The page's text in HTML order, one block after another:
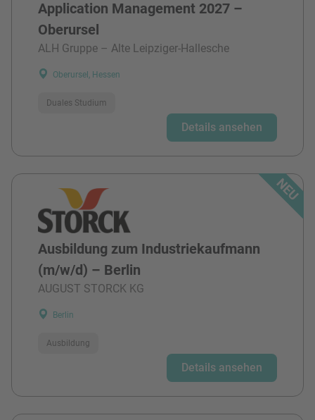
Application Management 2027 –
Oberursel
ALH Gruppe – Alte Leipziger-Hallesche
Oberursel, Hessen
Duales Studium
Details ansehen
Ausbildung zum Industriekaufmann
(m/w/d) – Berlin
AUGUST STORCK KG
Berlin
Ausbildung
Details ansehen